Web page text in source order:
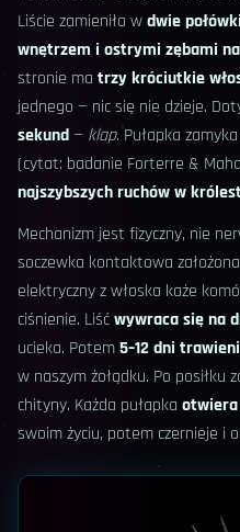
Liście zamieniła wdwie
wnętrzem i ostrymi zębami
stronie ma trzy króciutkie
jednego — nic się nie dzieje.
sekund— klap. Pułapka
(cytat: badanie Forterre &
najszybszych ruchów w
Mechanizm jest fizyczny, nie
soczewka kontaktowa
elektryczny z włoska każe
ciśnienie. Liśćwywraca się na
ucieka. Potem5–12 dni
w naszym żołądku. Po posiłku
chityny. Każda pułapka otwiera
swoim życiu, potem czernieje i